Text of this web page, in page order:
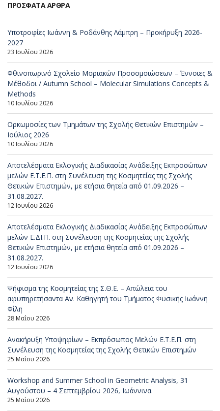
ΠΡΌΣΦΑΤΑ ΆΡΘΡΑ
Υποτροφίες Ιωάννη & Ροδάνθης Λάμπρη – Προκήρυξη 2026-
2027
23 Ιουλίου 2026
Φθινοπωρινό Σχολείο Μοριακών Προσομοιώσεων – Έννοιες &
Μέθοδοι / Autumn School – Molecular Simulations Concepts &
Methods
10 Ιουλίου 2026
Ορκωμοσίες των Τμημάτων της Σχολής Θετικών Επιστημών –
Ιούλιος 2026
10 Ιουλίου 2026
Αποτελέσματα Εκλογικής Διαδικασίας Ανάδειξης Εκπροσώπων
μελών Ε.Τ.Ε.Π. στη Συνέλευση της Κοσμητείας της Σχολής
Θετικών Επιστημών, με ετήσια θητεία από 01.09.2026 –
31.08.2027.
12 Ιουνίου 2026
Αποτελέσματα Εκλογικής Διαδικασίας Ανάδειξης Εκπροσώπων
μελών Ε.ΔΙ.Π. στη Συνέλευση της Κοσμητείας της Σχολής
Θετικών Επιστημών, με ετήσια θητεία από 01.09.2026 –
31.08.2027.
12 Ιουνίου 2026
Ψήφισμα της Κοσμητείας της Σ.Θ.Ε. – Απώλεια του
αφυπηρετήσαντα Αν. Καθηγητή του Τμήματος Φυσικής Ιωάννη
Φίλη
28 Μαΐου 2026
Ανακήρυξη Υποψηφίων – Εκπρόσωπος Μελών Ε.Τ.Ε.Π. στη
Συνέλευση της Κοσμητείας της Σχολής Θετικών Επιστημών
25 Μαΐου 2026
Workshop and Summer School in Geometric Analysis, 31
Αυγούστου – 4 Σεπτεμβρίου 2026, Ιωάννινα.
25 Μαΐου 2026